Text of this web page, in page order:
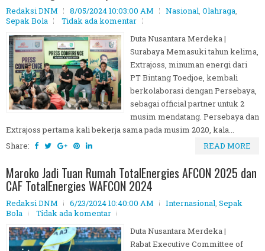
Redaksi DNM 8/05/2024 10:03:00 AM Nasional, Olahraga,
Sepak Bola
Tidak ada komentar
Duta Nusantara Merdeka |
Surabaya Memasuki tahun kelima,
Extrajoss, minuman energi dari
PT Bintang Toedjoe, kembali
berkolaborasi dengan Persebaya,
sebagai official partner untuk 2
musim mendatang. Persebaya dan
Extrajoss pertama kali bekerja sama pada musim 2020, kala...
Share:
READ MORE
Maroko Jadi Tuan Rumah TotalEnergies AFCON 2025 dan
CAF TotalEnergies WAFCON 2024
Redaksi DNM 6/23/2024 10:40:00 AM Internasional, Sepak
Bola
Tidak ada komentar
Duta Nusantara Merdeka |
Rabat Executive Committee of